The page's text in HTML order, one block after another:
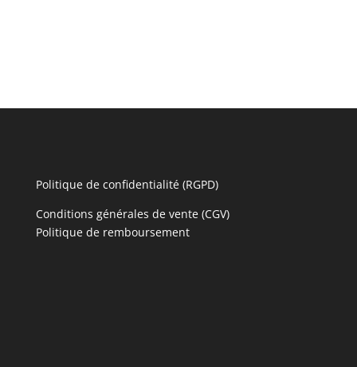
Politique de confidentialité (RGPD)
Conditions générales de vente (CGV)
Politique de remboursement